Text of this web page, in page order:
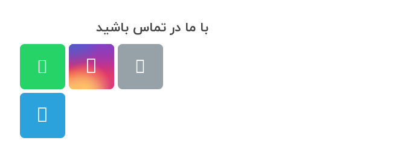
با ما در تماس باشید